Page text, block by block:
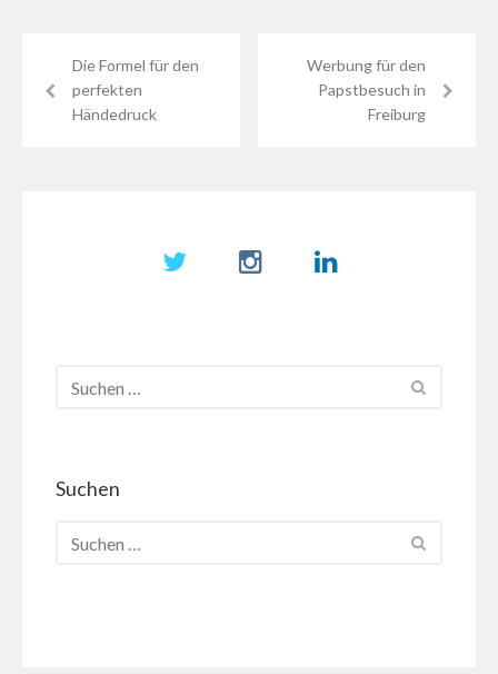
Die Formel für den
perfekten
Händedruck
Werbung für den
Papstbesuch in
Freiburg
Suchen